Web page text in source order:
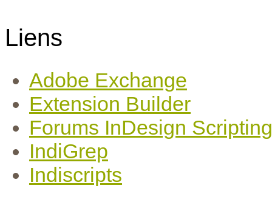
Liens
Adobe Exchange
Extension Builder
Forums InDesign Scripting
IndiGrep
Indiscripts